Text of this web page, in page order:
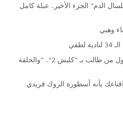
الدم" الجزء الأخير.. عبلة كامل
وهبي
لطفي
بالفيديو- أمير كرارة: عمرو دياب أول من طالب بـ "كلبش 2".. "والحلقة
بأنه أسطورة الروك فريدي